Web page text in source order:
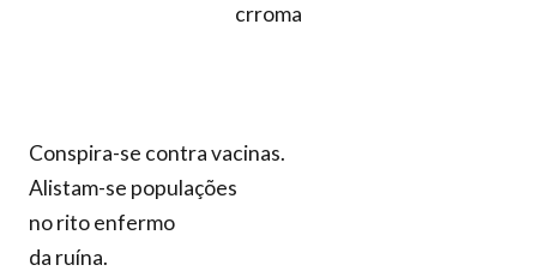
crroma
Conspira-se contra vacinas.
Alistam-se populações
no rito enfermo
da ruína.